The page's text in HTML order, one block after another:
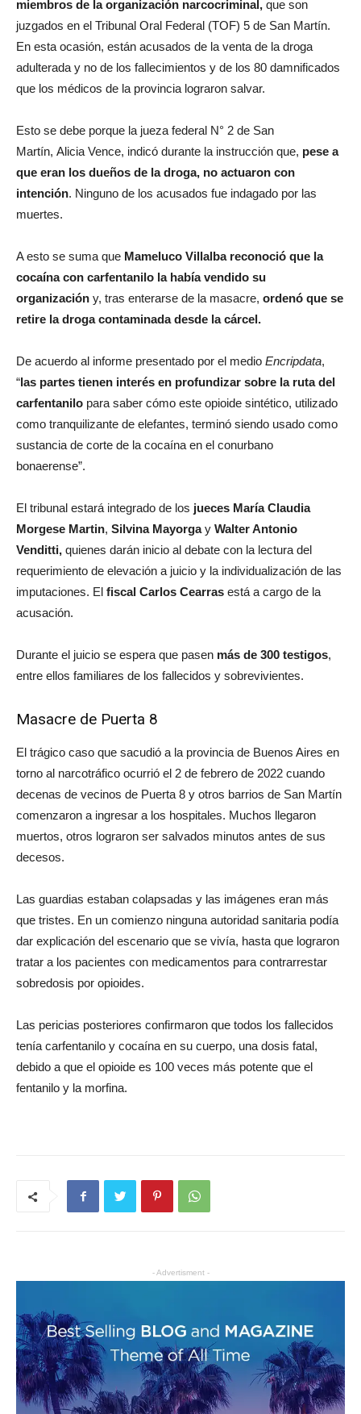
miembros de la organización narcocriminal, que son
juzgados en el Tribunal Oral Federal (TOF) 5 de San Martín.
En esta ocasión, están acusados de la venta de la droga
adulterada y no de los fallecimientos y de los 80 damnificados
que los médicos de la provincia lograron salvar.
Esto se debe porque la jueza federal N° 2 de San
Martín, Alicia Vence, indicó durante la instrucción que, pese a
que eran los dueños de la droga, no actuaron con
intención. Ninguno de los acusados fue indagado por las
muertes.
A esto se suma que Mameluco Villalba reconoció que la
cocaína con carfentanilo la había vendido su
organización y, tras enterarse de la masacre, ordenó que se
retire la droga contaminada desde la cárcel.
De acuerdo al informe presentado por el medio Encripdata,
“las partes tienen interés en profundizar sobre la ruta del
carfentanilo para saber cómo este opioide sintético, utilizado
como tranquilizante de elefantes, terminó siendo usado como
sustancia de corte de la cocaína en el conurbano
bonaerense”.
El tribunal estará integrado de los jueces María Claudia
Morgese Martin, Silvina Mayorgay Walter Antonio
Venditti, quienes darán inicio al debate con la lectura del
requerimiento de elevación a juicio y la individualización de las
imputaciones. El fiscal Carlos Cearras está a cargo de la
acusación.
Durante el juicio se espera que pasen más de 300 testigos,
entre ellos familiares de los fallecidos y sobrevivientes.
Masacre de Puerta 8
El trágico caso que sacudió a la provincia de Buenos Aires en
torno al narcotráfico ocurrió el 2 de febrero de 2022 cuando
decenas de vecinos de Puerta 8 y otros barrios de San Martín
comenzaron a ingresar a los hospitales. Muchos llegaron
muertos, otros lograron ser salvados minutos antes de sus
decesos.
Las guardias estaban colapsadas y las imágenes eran más
que tristes. En un comienzo ninguna autoridad sanitaria podía
dar explicación del escenario que se vivía, hasta que lograron
tratar a los pacientes con medicamentos para contrarrestar
sobredosis por opioides.
Las pericias posteriores confirmaron que todos los fallecidos
tenía carfentanilo y cocaína en su cuerpo, una dosis fatal,
debido a que el opioide es 100 veces más potente que el
fentanilo y la morfina.
- Advertisment -